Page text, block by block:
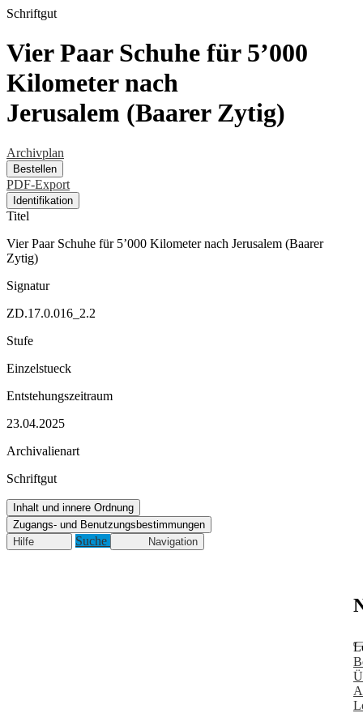
Schriftgut
Vier Paar Schuhe für 5’000
Kilometer nach
Jerusalem (Baarer Zytig)
Archivplan
Bestellen
PDF-Export
Identifikation
Titel
Vier Paar Schuhe für 5’000 Kilometer nach Jerusalem (Baarer
Zytig)
Signatur
ZD.17.0.016_2.2
Stufe
Einzelstueck
Entstehungszeitraum
23.04.2025
Archivalienart
Schriftgut
Inhalt und innere Ordnung
Zugangs- und Benutzungsbestimmungen
Hilfe
Suche Navigation